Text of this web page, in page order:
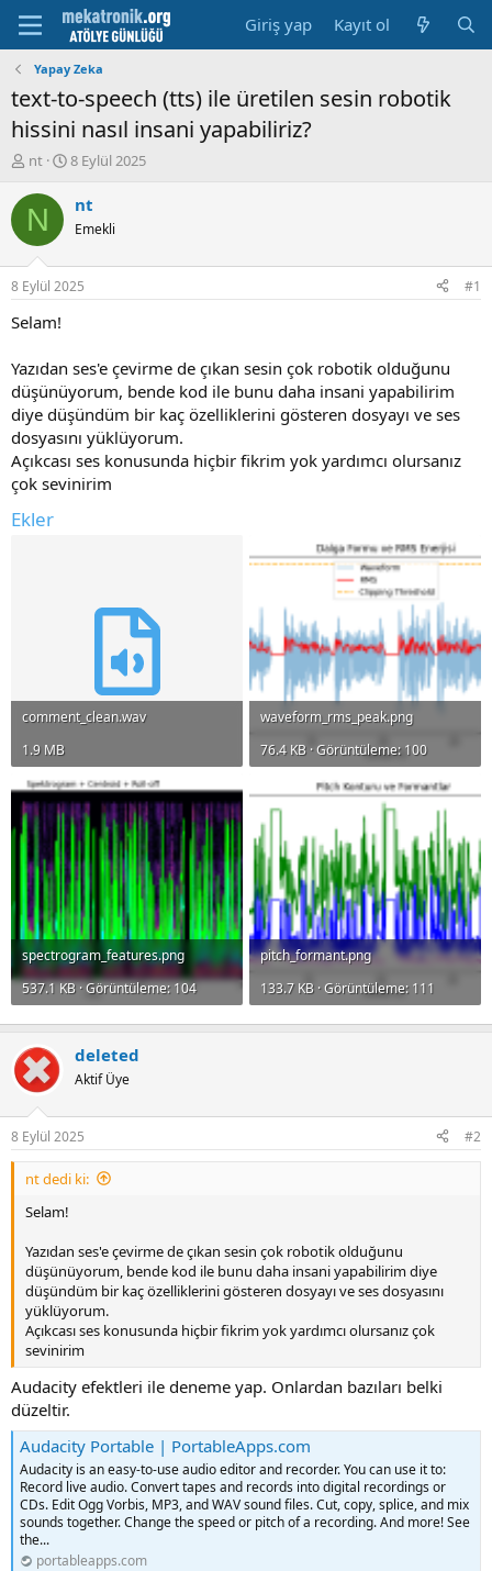
Giriş yap Kayıt ol
Yapay Zeka
text-to-speech (tts) ile üretilen sesin robotik
hissini nasıl insani yapabiliriz?
K
n
u
u
b
a
ş
t
a
n
nt
B
a
a
t
h
i
8 Eylül 2025
N nt
Emekli
8 Eylül 2025 #1
Selam!
Yazıdan ses'e çevirme de çıkan sesin çok robotik olduğunu
düşünüyorum, bende kod ile bunu daha insani yapabilirim
diye düşündüm bir kaç özelliklerini gösteren dosyayı ve ses
dosyasını yüklüyorum.
Açıkcası ses konusunda hiçbir fikrim yok yardımcı olursanız
çok sevinirim
Ekler
comment_clean.wav
1.9 MB
waveform_rms_peak.png
76.4 KB · Görüntüleme: 100
spectrogram_features.png
537.1 KB · Görüntüleme: 104
pitch_formant.png
133.7 KB · Görüntüleme: 111
deleted
Aktif Üye
8 Eylül 2025 #2
nt dedi ki:
Selam!
Yazıdan ses'e çevirme de çıkan sesin çok robotik olduğunu
düşünüyorum, bende kod ile bunu daha insani yapabilirim diye
düşündüm bir kaç özelliklerini gösteren dosyayı ve ses dosyasını
yüklüyorum.
Açıkcası ses konusunda hiçbir fikrim yok yardımcı olursanız çok
sevinirim
Audacity efektleri ile deneme yap. Onlardan bazıları belki
düzeltir.
Audacity Portable | PortableApps.com
Audacity is an easy-to-use audio editor and recorder. You can use it to:
Record live audio. Convert tapes and records into digital recordings or
CDs. Edit Ogg Vorbis, MP3, and WAV sound files. Cut, copy, splice, and mix
sounds together. Change the speed or pitch of a recording. And more! See
the...
portableapps.com